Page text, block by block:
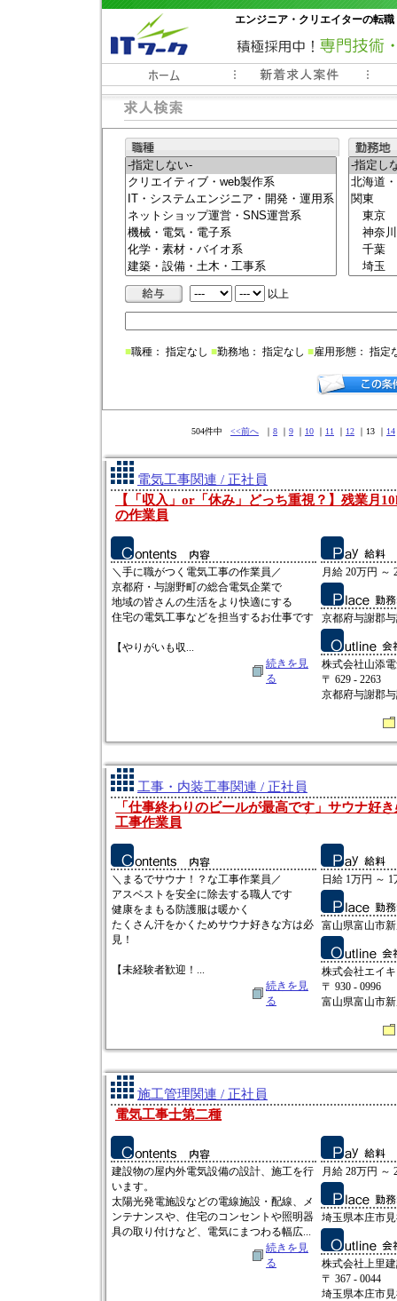
エンジニア・クリエイターの転
常時3000件以上の求人情報掲載中
以上
■職種： 指定なし ■勤務地： 指定なし ■雇用形態： 指定
504件中 <<前へ ｜ 8 ｜ 9 ｜ 10 ｜ 11 ｜ 12 ｜13 ｜ 14
電気工事関連 / 正社員
【「収入」or「休み」どっち重視？】残業月
の作業員
＼手に職がつく電気工事の作業員／
京都府・与謝野町の総合電気企業で
地域の皆さんの生活をより快適にする
住宅の電気工事などを担当するお仕事です
【やりがいも収...
続きを見
る
月給 20万円 ～
京都府与謝郡
株式会社山添
〒 629 - 2263
京都府与謝郡
工事・内装工事関連 / 正社員
「仕事終わりのビールが最高です」サウナ好
工事作業員
＼まるでサウナ！？な工事作業員／
アスベストを安全に除去する職人です
健康をまもる防護服は暖かく
たくさん汗をかくためサウナ好きな方は必
見！
【未経験者歓迎！...
続きを見
る
日給 1万円 ～ 1
富山県富山市
株式会社エイキ
〒 930 - 0996
富山県富山市
施工管理関連 / 正社員
電気工事士第二種
建設物の屋内外電気設備の設計、施工を行
います。
太陽光発電施設などの電線施設・配線、メ
ンテナンスや、住宅のコンセントや照明器
具の取り付けなど、電気にまつわる幅広...
続きを見
る
月給 28万円 ～
埼玉県本庄市
株式会社上里
〒 367 - 0044
埼玉県本庄市